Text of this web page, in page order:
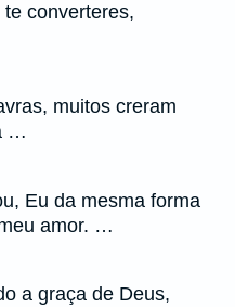
converteres,
muitos creram
…
Eu da mesma forma
amor. …
a graça de Deus,